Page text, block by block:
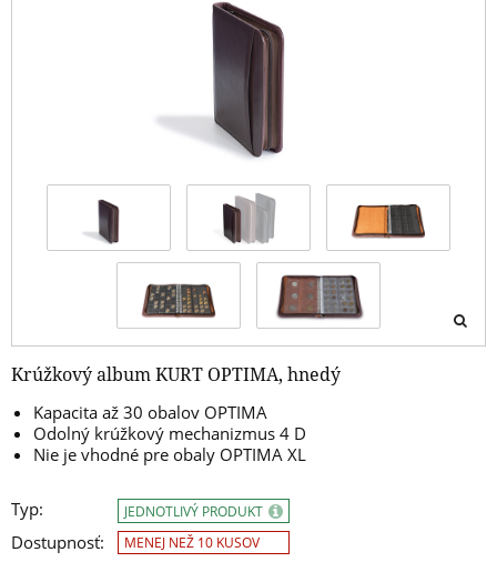
Krúžkový album KURT OPTIMA, hnedý
Kapacita až 30 obalov OPTIMA
Odolný krúžkový mechanizmus 4 D
Nie je vhodné pre obaly OPTIMA XL
Typ:
Dostupnosť:
JEDNOTLIVÝ PRODUKT
MENEJ NEŽ 10 KUSOV